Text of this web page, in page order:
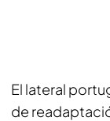
El lateral
de